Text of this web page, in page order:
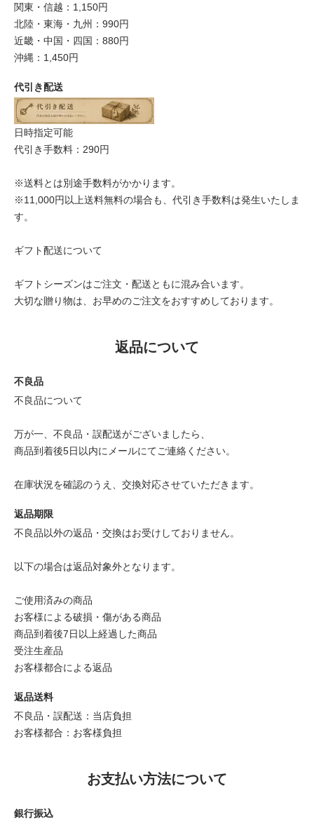
関東・信越：1,150円
北陸・東海・九州：990円
近畿・中国・四国：880円
沖縄：1,450円
代引き配送
日時指定可能
代引き手数料：290円
※送料とは別途手数料がかかります。
※11,000円以上送料無料の場合も、代引き手数料は発生いたしま
す。
ギフト配送について
ギフトシーズンはご注文・配送ともに混み合います。
大切な贈り物は、お早めのご注文をおすすめしております。
返品について
不良品
不良品について
万が一、不良品・誤配送がございましたら、
商品到着後5日以内にメールにてご連絡ください。
在庫状況を確認のうえ、交換対応させていただきます。
返品期限
不良品以外の返品・交換はお受けしておりません。
以下の場合は返品対象外となります。
ご使用済みの商品
お客様による破損・傷がある商品
商品到着後7日以上経過した商品
受注生産品
お客様都合による返品
返品送料
不良品・誤配送：当店負担
お客様都合：お客様負担
お支払い方法について
銀行振込